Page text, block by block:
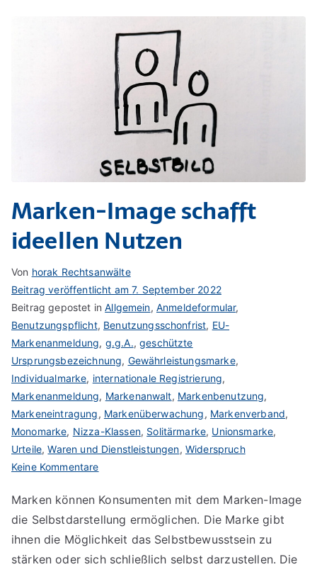
Marken-Image schafft
ideellen Nutzen
Von horak Rechtsanwälte
Beitrag veröffentlicht am7. September 2022
Beitrag gepostet inAllgemein, Anmeldeformular,
Benutzungspflicht, Benutzungsschonfrist, EU-
Markenanmeldung, g.g.A.,geschützte
Ursprungsbezeichnung, Gewährleistungsmarke,
Individualmarke, internationale Registrierung,
Markenanmeldung, Markenanwalt, Markenbenutzung,
Markeneintragung, Markenüberwachung, Markenverband,
Monomarke, Nizza-Klassen, Solitärmarke, Unionsmarke,
Urteile,Waren und Dienstleistungen, Widerspruch
Keine Kommentarezu
Image
schafft
ideellen
Nutzen
Marken können Konsumenten mit dem Marken-Image
die Selbstdarstellung ermöglichen. Die Marke gibt
ihnen die Möglichkeit das Selbstbewusstsein zu
stärken oder sich schließlich selbst darzustellen. Die